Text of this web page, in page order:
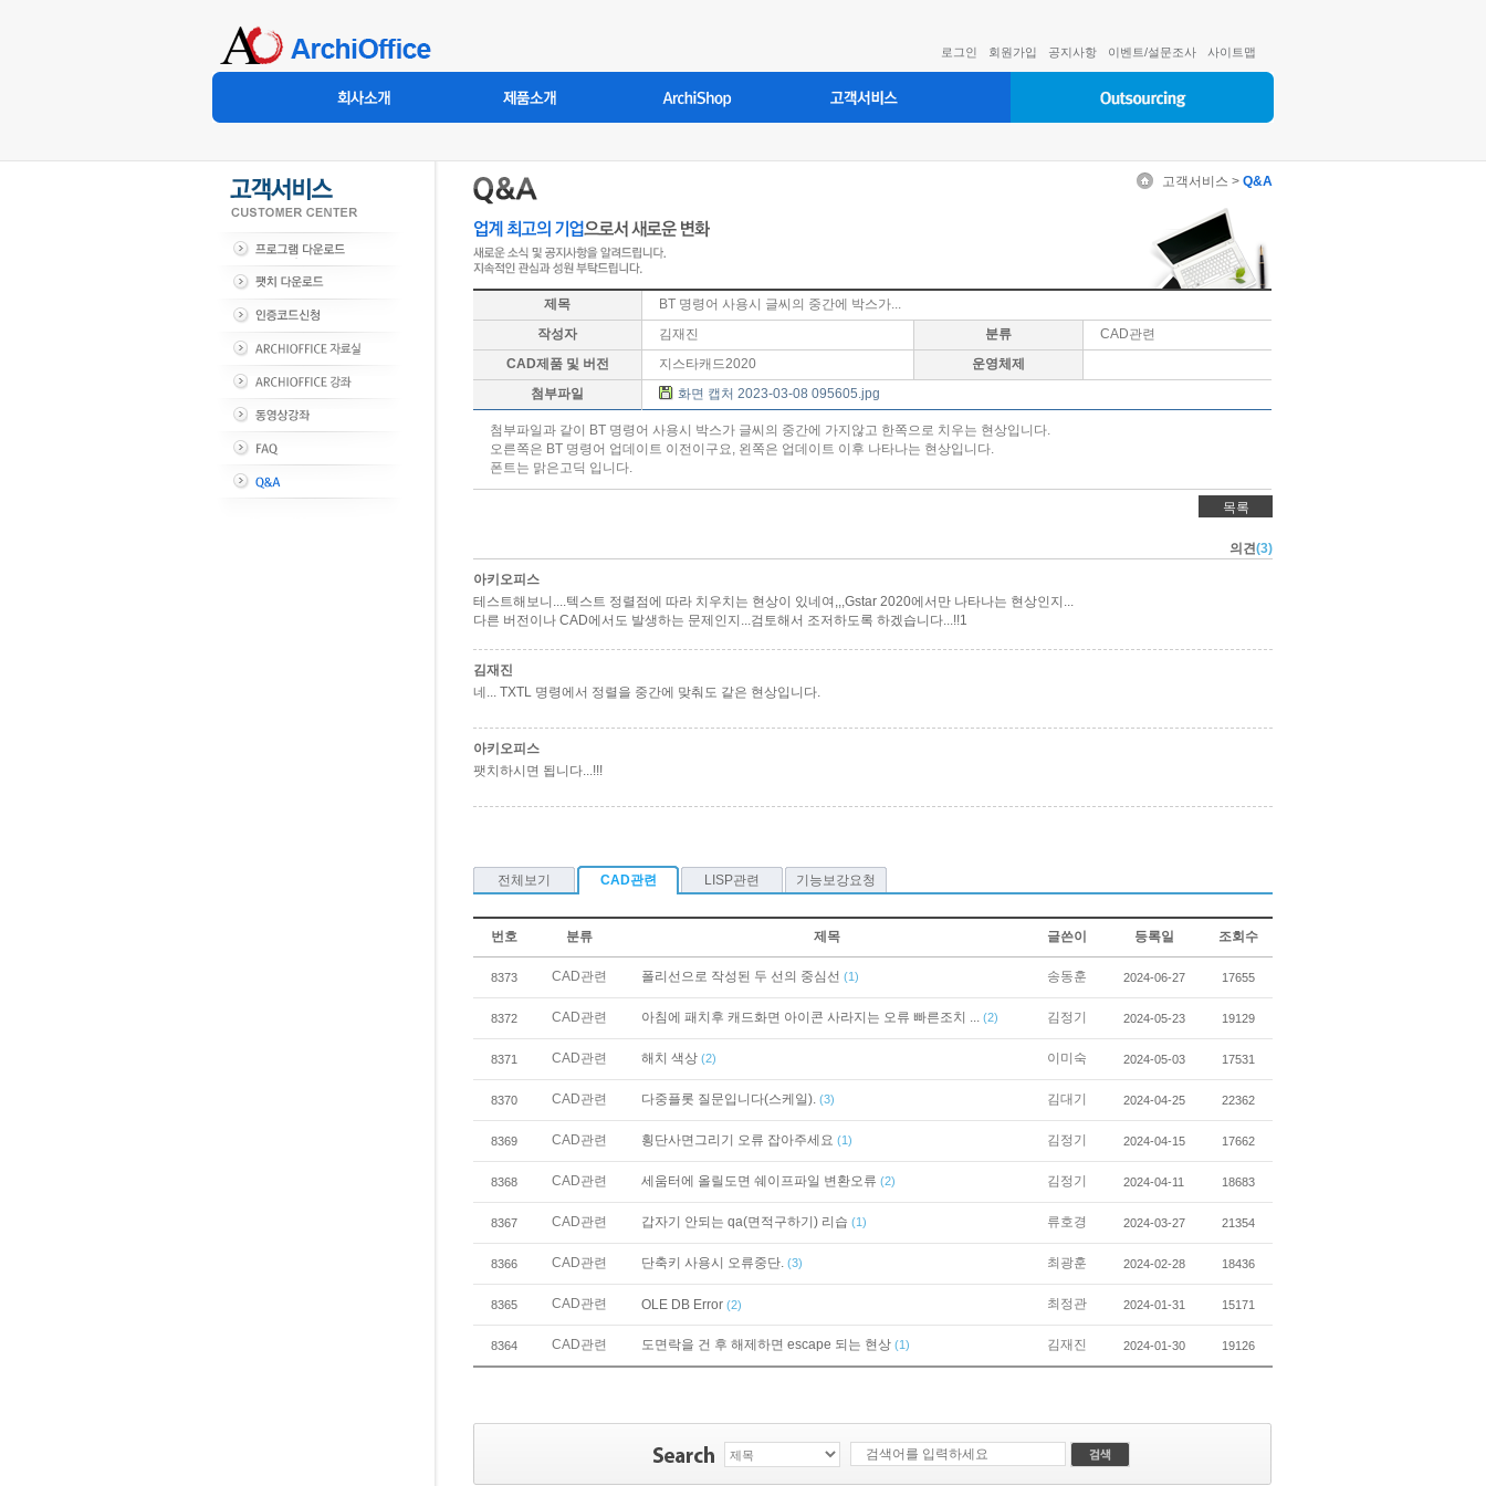
로그인 회원가입 공지사항 이벤트/설문조사 사이트맵
고객서비스 > Q&A
제목
BT 명령어 사용시 글씨의 중간에 박스가...
작성자
김재진 분류
CAD관련
CAD제품 및 버전
지스타캐드2020
운영체제
첨부파일
화면 캡처 2023-03-08 095605.jpg
첨부파일과 같이 BT 명령어 사용시 박스가 글씨의 중간에 가지않고 한쪽으로 치우는 현상입니다.
오른쪽은 BT 명령어 업데이트 이전이구요, 왼쪽은 업데이트 이후 나타나는 현상입니다.
폰트는 맑은고딕 입니다.
목록
의견(3)
아키오피스
테스트해보니....텍스트 정렬점에 따라 치우치는 현상이 있네여,,,Gstar 2020에서만 나타나는 현상인지...
다른 버전이나 CAD에서도 발생하는 문제인지...검토해서 조저하도록 하겠습니다...!!1
김재진
네... TXTL 명령에서 정렬을 중간에 맞춰도 같은 현상입니다.
아키오피스
팻치하시면 됩니다...!!!
전체보기 CAD관련 LISP관련 기능보강요청
번호 분류 제목 글쓴이 등록일 조회수
8373 CAD관련 폴리선으로 작성된 두 선의 중심선 (1) 송동훈 2024-06-27 17655
8372 CAD관련 아침에 패치후 캐드화면 아이콘 사라지는 오류 빠른조치 ... (2) 김정기 2024-05-23 19129
8371 CAD관련 해치 색상 (2) 이미숙 2024-05-03 17531
8370 CAD관련 다중플롯 질문입니다(스케일). (3) 김대기 2024-04-25 22362
8369 CAD관련 횡단사면그리기 오류 잡아주세요 (1) 김정기 2024-04-15 17662
8368 CAD관련 세움터에 올릴도면 쉐이프파일 변환오류 (2) 김정기 2024-04-11 18683
8367 CAD관련 갑자기 안되는 qa(면적구하기) 리습 (1) 류호경 2024-03-27 21354
8366 CAD관련 단축키 사용시 오류중단. (3) 최광훈 2024-02-28 18436
8365 CAD관련 OLE DB Error (2) 최정관 2024-01-31 15171
8364 CAD관련 도면락을 건 후 해제하면 escape 되는 현상 (1) 김재진 2024-01-30 19126